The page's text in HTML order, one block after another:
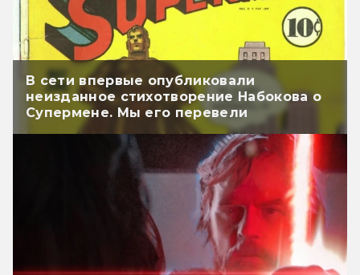
В сети впервые опубликовали
неизданное стихотворение Набокова о
Супермене. Мы его перевели